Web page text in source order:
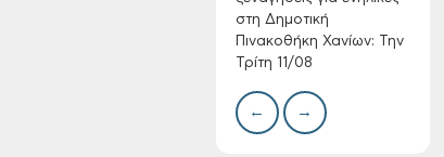
Επαναλειτουργία
του συστήματος
SeaTrac στην
στη Δημοτική
Πινακοθήκη Χανίων: Την
Τρίτη 11/08
← →